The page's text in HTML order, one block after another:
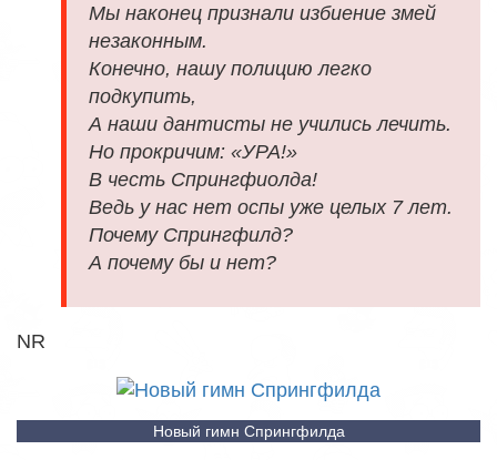
Мы наконец признали избиение змей
незаконным.
Конечно, нашу полицию легко
подкупить,
А наши дантисты не учились лечить.
Но прокричим: «УРА!»
В честь Спрингфиолда!
Ведь у нас нет оспы уже целых 7 лет.
Почему Спрингфилд?
А почему бы и нет?
NR
Новый гимн Спрингфилда